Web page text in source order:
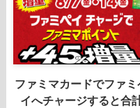
ファミマカードでファミ
イへチャージすると合